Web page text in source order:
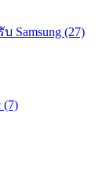
Samsung (27)
(7)